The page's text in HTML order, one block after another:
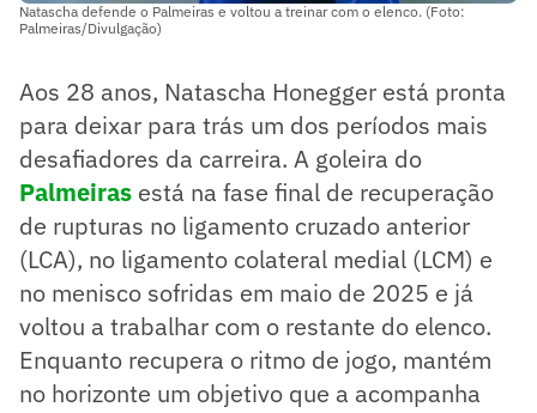
Natascha defende o Palmeiras e voltou a treinar com o elenco. (Foto:
Palmeiras/Divulgação)
Aos 28 anos, Natascha Honegger está pronta
para deixar para trás um dos períodos mais
desafiadores da carreira. A goleira do
Palmeiras está na fase final de recuperação
de rupturas no ligamento cruzado anterior
(LCA), no ligamento colateral medial (LCM) e
no menisco sofridas em maio de 2025 e já
voltou a trabalhar com o restante do elenco.
Enquanto recupera o ritmo de jogo, mantém
no horizonte um objetivo que a acompanha